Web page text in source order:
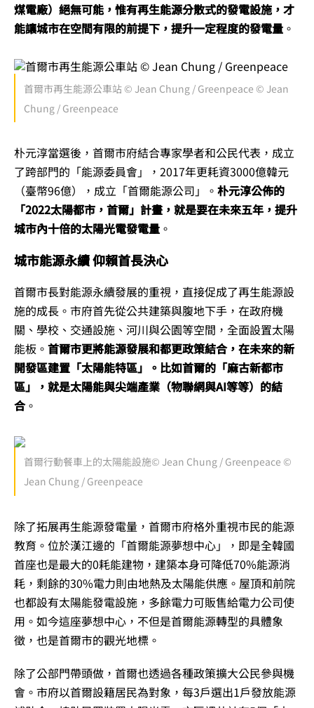
煤電廠）絕無可能，惟有再生能源分散式的發電設施，才
能讓城市在空間有限的前提下，提升一定程度的發電量 。
首爾市再生能源公車站 © Jean Chung / Greenpeace © Jean
Chung / Greenpeace
朴元淳當選後，首爾市府結合專家學者和公民代表，成立
了跨部門的「能源委員會」，2017年更耗資3000億韓元
（臺幣96億），成立「首爾能源公司」。 朴元淳公佈的
「2022太陽都市，首爾」計畫，就是要在未來五年，提升
城市內十倍的太陽光電發電量 。
城市能源永續 仰賴首長決心
首爾市長對能源永續發展的重視，直接促成了再生能源設
施的成長。市府首先從公共建築與腹地下手，在政府機
關、學校、交通設施、河川與公園等空間，全面設置太陽
能板。 首爾市更將能源發展和都更政策結合，在未來的新
開發區建置「太陽能特區」。比如首爾的「麻古新都市
區」，就是太陽能與尖端產業（物聯網與AI等等）的結
合。
首爾行動餐車上的太陽能設施© Jean Chung / Greenpeace ©
Jean Chung / Greenpeace
除了拓展再生能源發電量，首爾市府格外重視市民的能源
教育。位於漢江邊的「首爾能源夢想中心」，即是全韓國
首座也是最大的0耗能建物，建築本身可降低70%能源消
耗，剩餘的30%電力則由地熱及太陽能供應。屋頂和前院
也都設有太陽能發電設施，多餘電力可販售給電力公司使
用。如今這座夢想中心，不但是首爾能源轉型的具體象
徵，也是首爾市的觀光地標。
除了公部門帶頭做，首爾也透過各種政策擴大公民參與機
會。市府以首爾設籍居民為對象，每3戶選出1戶發放能源